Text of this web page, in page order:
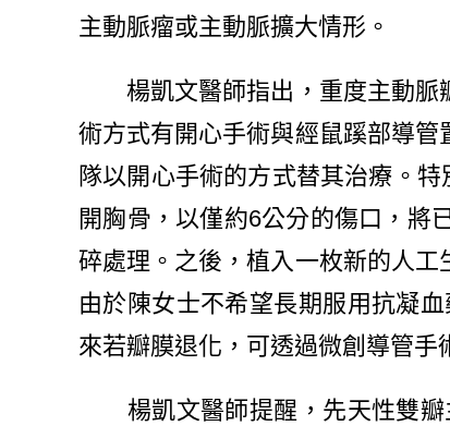
主動脈瘤或主動脈擴大情形。
楊凱文醫師指出，重度主動脈
術方式有開心手術與經鼠蹊部導
隊以開心手術的方式替其治療。
開胸骨，以僅約6公分的傷口，將
碎處理。之後，植入一枚新的人
由於陳女士不希望長期服用抗凝
來若瓣膜退化，可透過微創導管手
楊凱文醫師提醒，先天性雙瓣